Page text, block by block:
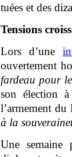
tuées et des
Tensions
Lors d’une
ouvertement
fardeau pour
son élection
l’armement du
à la
Une semaine